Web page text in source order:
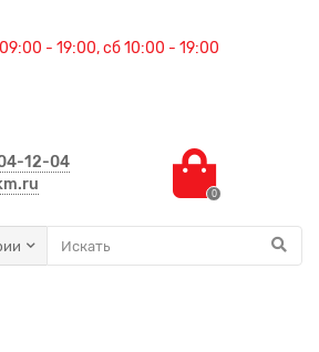
- 19:00, сб 10:00 - 19:00
12-04
0